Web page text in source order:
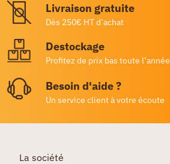
Livraison gratuite
Dès 250€ HT d’achat
Destockage
Profitez de prix bas toute l’année
Besoin d'aide ?
Un service client à votre écoute
La société